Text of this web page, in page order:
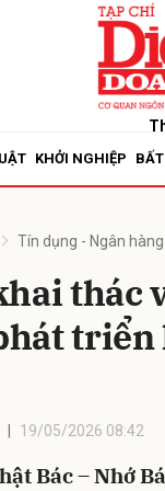
KHỞI NGHIỆP
Tín dụng - Ngân hàng
thác
19/05/2026 08:42
Bác – Nhớ